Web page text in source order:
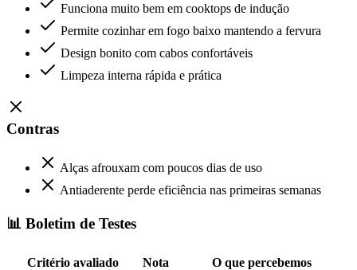
Funciona muito bem em cooktops de indução
Permite cozinhar em fogo baixo mantendo a fervura
Design bonito com cabos confortáveis
Limpeza interna rápida e prática
Contras
Alças afrouxam com poucos dias de uso
Antiaderente perde eficiência nas primeiras semanas
📊 Boletim de Testes
Critério avaliado Nota
O que percebemos